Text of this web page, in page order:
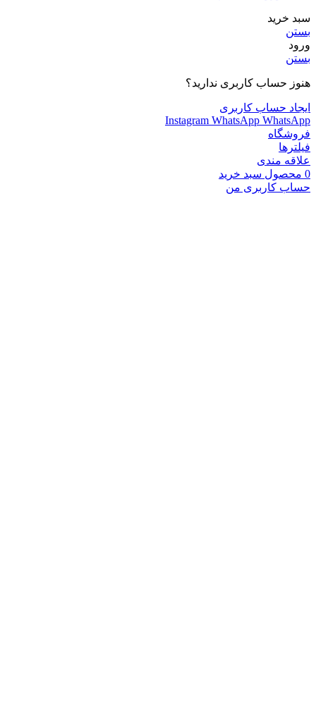
سبد خرید
بستن
ورود
بستن
هنوز حساب کاربری ندارید؟
ایجاد حساب کاربری
Instagram WhatsApp WhatsApp
فروشگاه
فیلترها
علاقه مندی
0 محصول سبد خرید
حساب کاربری من